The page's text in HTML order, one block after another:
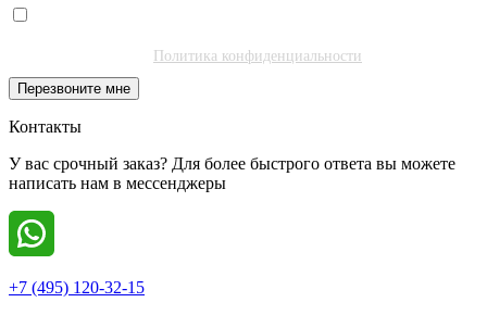
Политика конфиденциальности
Перезвоните мне
Контакты
У вас срочный заказ? Для более быстрого ответа вы можете
написать нам в мессенджеры
+7 (495) 120-32-15